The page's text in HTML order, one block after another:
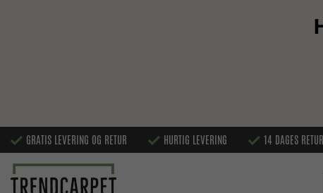
GRATIS LEVERING OG RETUR HURTIG LEVERING 14 DAGES